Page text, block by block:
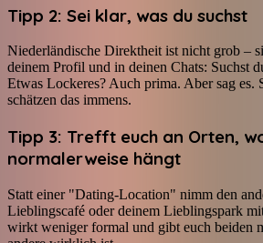
Tipp 2: Sei klar, was du suchst
Niederländische Direktheit ist nicht grob –
deinem Profil und in deinen Chats: Suchst
Etwas Lockeres? Auch prima. Aber sag es.
schätzen das immens.
Tipp 3: Trefft euch an Orten,
normalerweise hängt
Statt einer "Dating-Location" nimm den
Lieblingscafé oder deinem Lieblingspark
wirkt weniger formal und gibt euch beiden